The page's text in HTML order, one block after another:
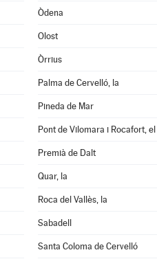
Òdena
Olost
Òrrius
Palma de Cervelló, la
Pineda de Mar
Pont de Vilomara i Rocafort, el
Premià de Dalt
Quar, la
Roca del Vallès, la
Sabadell
Santa Coloma de Cervelló